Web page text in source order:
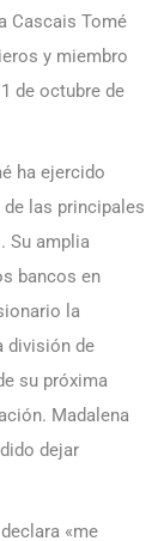
Cascais Tomé
y miembro
de octubre de
ha ejercido
de las principales
Su amplia
bancos en
la
división de
su próxima
Madalena
dejar
declara «me